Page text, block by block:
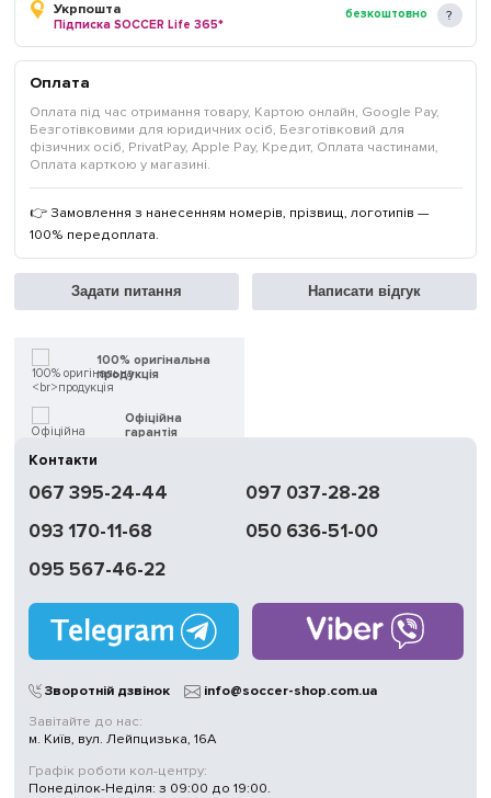
Укрпошта
Підписка SOCCER Life 365*
безкоштовно
Оплата
Оплата під час отримання товару, Картою онлайн, Google Pay,
Безготівковими для юридичних осіб, Безготівковий для
фізичних осіб, PrivatPay, Apple Pay, Кредит, Оплата частинами,
Оплата карткою у магазині.
👉 Замовлення з нанесенням номерів, прізвищ, логотипів —
100% передоплата.
Задати питання Написати відгук
100% оригінальна
продукція
Офіційна
гарантія
доставка
Обмін | Повернення
без вихідних
у Києві
Контакти
067 395-24-44
097 037-28-28
093 170-11-68
050 636-51-00
095 567-46-22
Зворотній дзвінок
info@soccer-shop.com.ua
Завітайте до нас:
м. Київ, вул. Лейпцизька, 16А
Графік роботи кол-центру:
Понеділок-Неділя: з 09:00 до 19:00.